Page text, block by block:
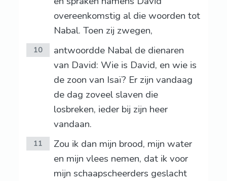
overeenkomstig al die woorden tot
Nabal. Toen zij zwegen,
10
antwoordde Nabal de dienaren
van David: Wie is David, en wie is
de zoon van Isaï? Er zijn vandaag
de dag zoveel slaven die
losbreken, ieder bij zijn heer
vandaan.
11
Zou ik dan mijn brood, mijn water
en mijn vlees nemen, dat ik voor
mijn schaapscheerders geslacht